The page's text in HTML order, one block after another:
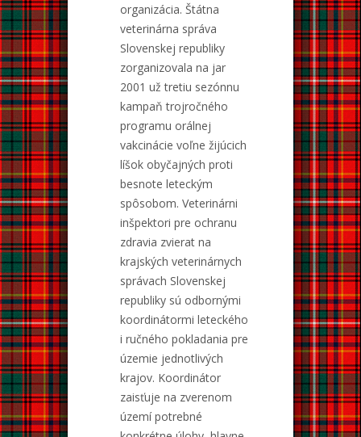
organizácia. Štátna
veterinárna správa
Slovenskej republiky
zorganizovala na jar
2001 už tretiu sezónnu
kampaň trojročného
programu orálnej
vakcinácie voľne žijúcich
líšok obyčajných proti
besnote leteckým
spôsobom. Veterinárni
inšpektori pre ochranu
zdravia zvierat na
krajských veterinárnych
správach Slovenskej
republiky sú odbornými
koordinátormi leteckého
i ručného pokladania pre
územie jednotlivých
krajov. Koordinátor
zaisťuje na zverenom
území potrebné